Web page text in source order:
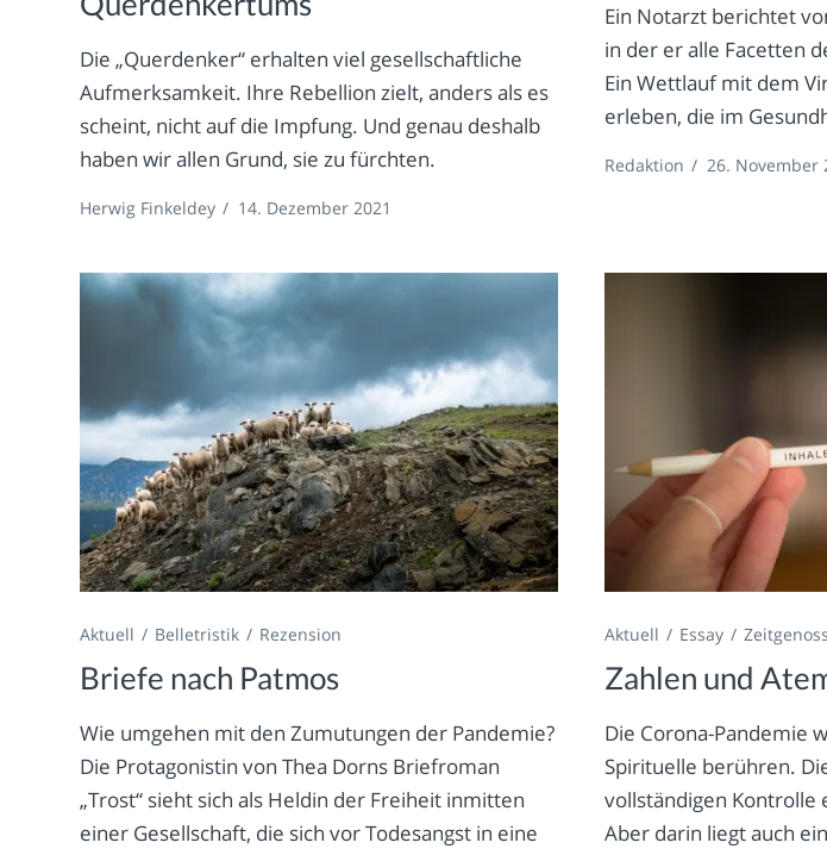
Die „Querdenker“ erhalten viel gesellschaftliche
Aufmerksamkeit. Ihre Rebellion zielt, anders als es
scheint, nicht auf die Impfung. Und genau deshalb
haben wir allen Grund, sie zu fürchten.
Herwig Finkeldey / 14. Dezember 2021
Ein Notarzt berichtet
in der er alle Facetten
Ein Wettlauf mit dem
erleben, die im
Redaktion / 26. November
Aktuell Belletristik Rezension
Briefe nach Patmos
Wie umgehen mit den Zumutungen der Pandemie?
Die Protagonistin von Thea Dorns Briefroman
„Trost“ sieht sich als Heldin der Freiheit inmitten
einer Gesellschaft, die sich vor Todesangst in eine
Aktuell Essay
Zahlen und
Die Corona-Pandemie
Spirituelle berühren.
vollständigen Kontrolle
Aber darin liegt auch